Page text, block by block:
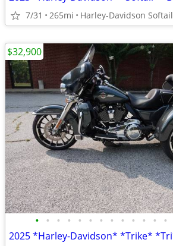
7/31 265mi Harley-Davidson Softail
• • • • • • • • • • • • •
$32,900